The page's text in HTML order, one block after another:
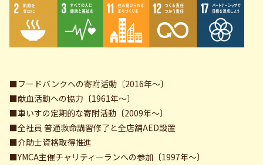
■フードバンクへの寄附活動〔2016年～〕
■献血活動への協力〔1961年～〕
■車いすの定期的な寄附活動〔2009年～〕
■全社員 普通救命講習修了と全店舗AED設置
■介助士資格取得推進
■YMCA主催チャリティーランへの参加〔1997年～〕